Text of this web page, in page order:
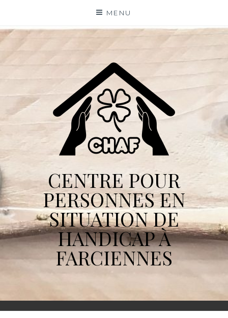
content
MENU
CENTRE POUR
PERSONNES EN
SITUATION DE
HANDICAP À
FARCIENNES